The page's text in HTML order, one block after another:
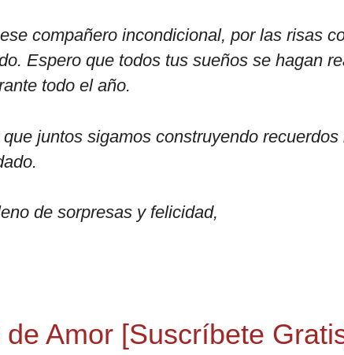
compañero incondicional, por las risas
Espero que todos tus sueños se hagan
todo el año.
juntos sigamos construyendo recuerdos
de sorpresas y felicidad,
Amor [Suscríbete